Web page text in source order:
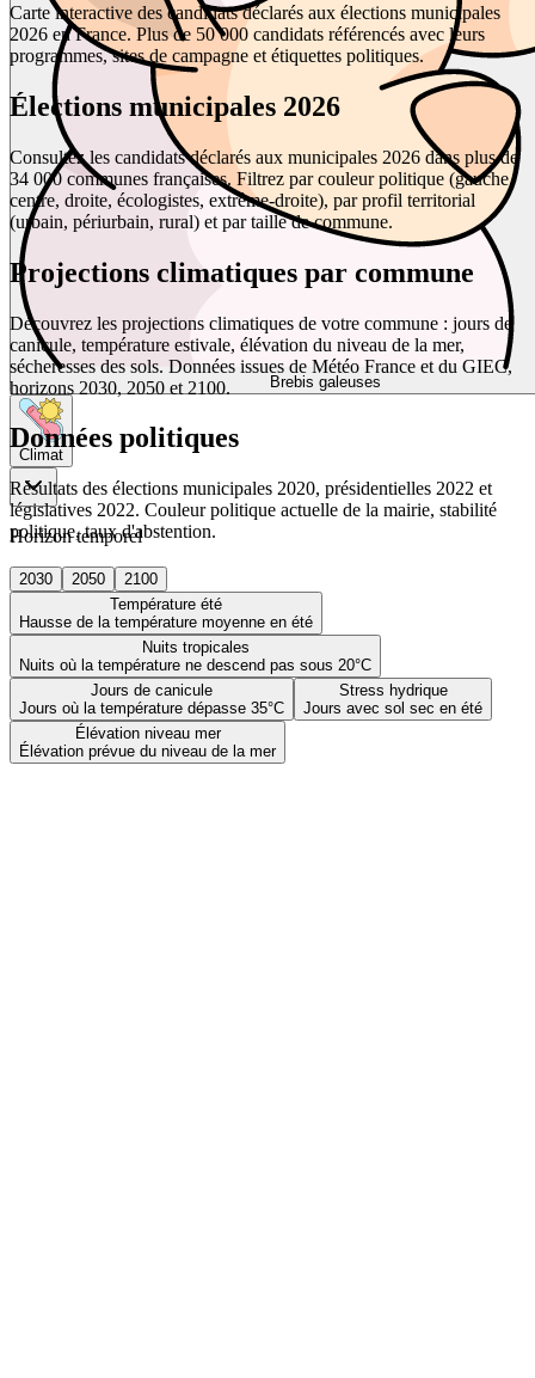
Brebis galeuses
Climat
Horizon temporel
2030 2050
2100
Température été
Hausse de la température moyenne en été
Nuits tropicales
Nuits où la température ne descend pas sous 20°C
Jours de canicule
Jours où la température dépasse 35°C
Stress hydrique
Jours avec sol sec en été
Élévation niveau mer
Élévation prévue du niveau de la mer
Carte interactive des candidats déclarés aux élections municipales
2026 en France. Plus de 50 000 candidats référencés avec leurs
programmes, sites de campagne et étiquettes politiques.
Élections municipales 2026
Consultez les candidats déclarés aux municipales 2026 dans plus de
34 000 communes françaises. Filtrez par couleur politique (gauche,
centre, droite, écologistes, extrême-droite), par profil territorial
(urbain, périurbain, rural) et par taille de commune.
Projections climatiques par commune
Découvrez les projections climatiques de votre commune : jours de
canicule, température estivale, élévation du niveau de la mer,
sécheresses des sols. Données issues de Météo France et du GIEC,
horizons 2030, 2050 et 2100.
Données politiques
Résultats des élections municipales 2020, présidentielles 2022 et
législatives 2022. Couleur politique actuelle de la mairie, stabilité
politique, taux d'abstention.